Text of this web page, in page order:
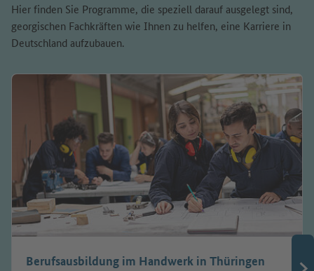
Hier finden Sie Programme, die speziell darauf ausgelegt sind,
georgischen Fachkräften wie Ihnen zu helfen, eine Karriere in
Deutschland aufzubauen.
Berufsausbildung im Handwerk in Thüringen